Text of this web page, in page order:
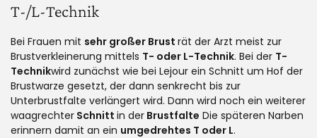
T-/L-Technik
Bei Frauen mit sehr großer Brust rät der Arzt meist zur
Brustverkleinerung mittels T- oder L-Technik. Bei der T-
Technikwird zunächst wie bei Lejour ein Schnitt um Hof der
Brustwarze gesetzt, der dann senkrecht bis zur
Unterbrustfalte verlängert wird. Dann wird noch ein weiterer
waagrechter Schnitt in der Brustfalte Die späteren Narben
erinnern damit an ein umgedrehtes T oder L.